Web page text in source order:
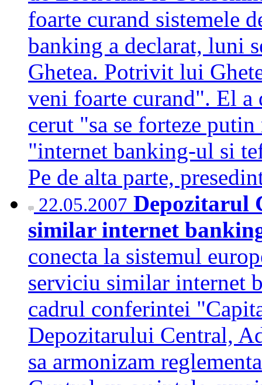
foarte curand sistemele
banking a declarat, luni
Ghetea. Potrivit lui
veni foarte curand". El a
cerut "sa se forteze
"internet banking-ul si
Pe de alta parte,
22.05.2007 Depozitarul
similar internet
conecta la sistemul
serviciu similar internet
cadrul conferintei
Depozitarului Central,
sa armonizam